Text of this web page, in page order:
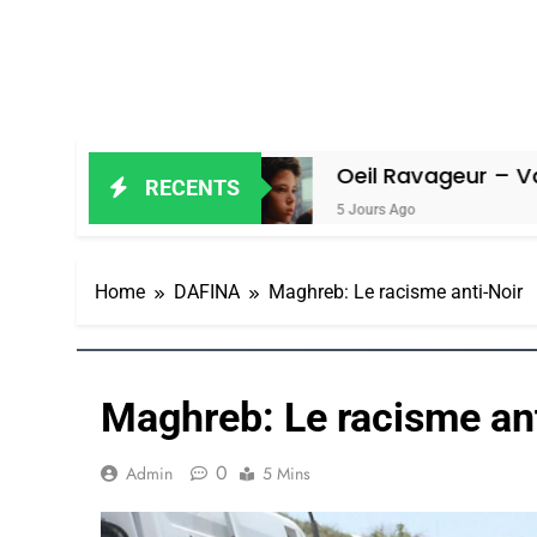
RECENTS
Oeil Ravageur – Vanessa De
Home DAFINA Maghreb: Le racisme anti-Noir
Maghreb: Le racisme
Admin 0 5 Mins